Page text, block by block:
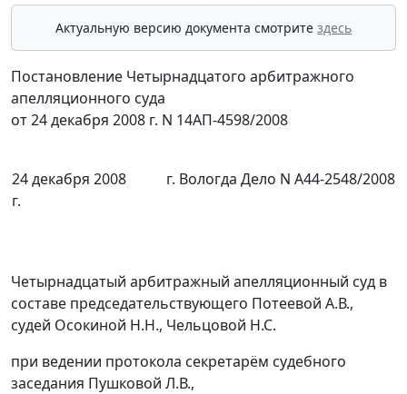
Актуальную версию документа смотрите здесь
Постановление Четырнадцатого арбитражного
апелляционного суда
от 24 декабря 2008 г. N 14АП-4598/2008
24 декабря 2008
г.
г. Вологда Дело N А44-2548/2008
Четырнадцатый арбитражный апелляционный суд в
составе председательствующего Потеевой А.В.,
судей Осокиной Н.Н., Чельцовой Н.С.
при ведении протокола секретарём судебного
заседания Пушковой Л.В.,